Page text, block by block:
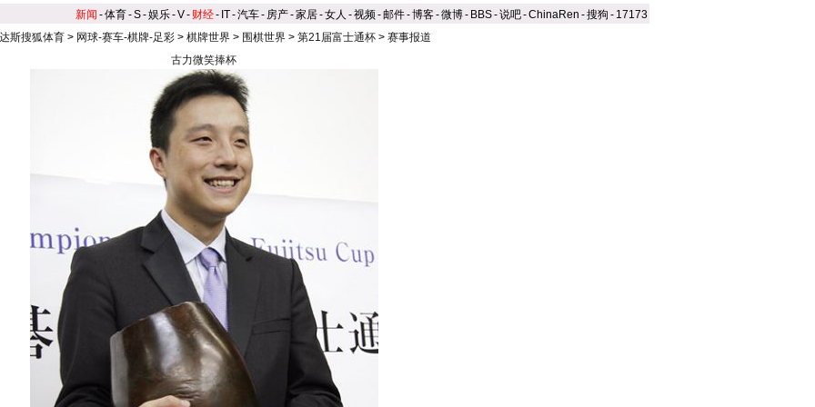
新闻 -体育-S-娱乐-V- 财经- IT-汽车- 房产-家居-女人 -视频-邮件-博客-微博- BBS-说吧-ChinaRen -搜狗 - 17173
斯搜狐体育> 网球-赛车-棋牌-足彩> 棋牌世界> 围棋世界> 第21届富士通杯> 赛事报道
古力微笑捧杯